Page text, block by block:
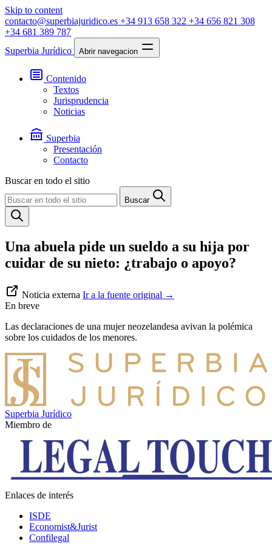
Skip to content
contacto@superbiajuridico.es +34 913 658 322 +34 656 821 308
+34 681 389 787
Superbia Jurídico
Abrir navegacion
Contenido
Textos
Jurisprudencia
Noticias
Superbia
Presentación
Contacto
Buscar en todo el sitio
Buscar
Una abuela pide un sueldo a su hija por
cuidar de su nieto: ¿trabajo o apoyo?
Noticia externa Ir a la fuente original →
En breve
Las declaraciones de una mujer neozelandesa avivan la polémica
sobre los cuidados de los menores.
Superbia Jurídico
Miembro de
Enlaces de interés
ISDE
Economist&Jurist
Confilegal